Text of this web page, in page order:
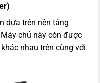
dựa trên nền tảng
chủ này còn được
nhau trên cùng với